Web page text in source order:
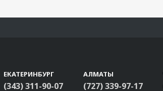
ЕКАТЕРИНБУРГ
(343) 311-90-07
АЛМАТЫ
(727) 339-97-17